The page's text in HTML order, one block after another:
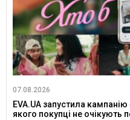
07.08.2026
EVA.UA запустила
якого покупці не очікують